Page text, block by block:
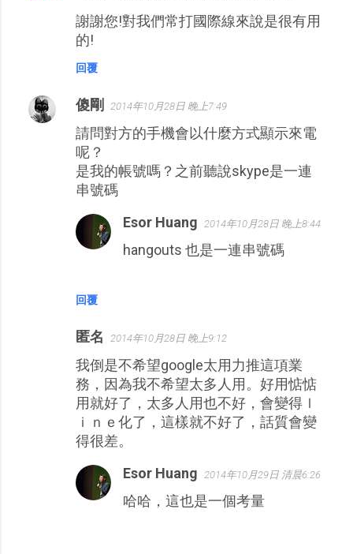
謝謝您!對我們常打國際線來說是很有用
的!
回覆
傻剛 2014年10月28日 晚上7:49
請問對方的手機會以什麼方式顯示來電
呢？
是我的帳號嗎？之前聽說skype是一連
串號碼
回覆
Esor Huang 2014年10月28日 晚上8:44
hangouts 也是一連串號碼
匿名 2014年10月28日 晚上9:12
我倒是不希望google太用力推這項業
務，因為我不希望太多人用。好用惦惦
用就好了，太多人用也不好，會變得ｌ
ｉｎｅ化了，這樣就不好了，話質會變
得很差。
Esor Huang 2014年10月29日 清晨6:26
哈哈，這也是一個考量